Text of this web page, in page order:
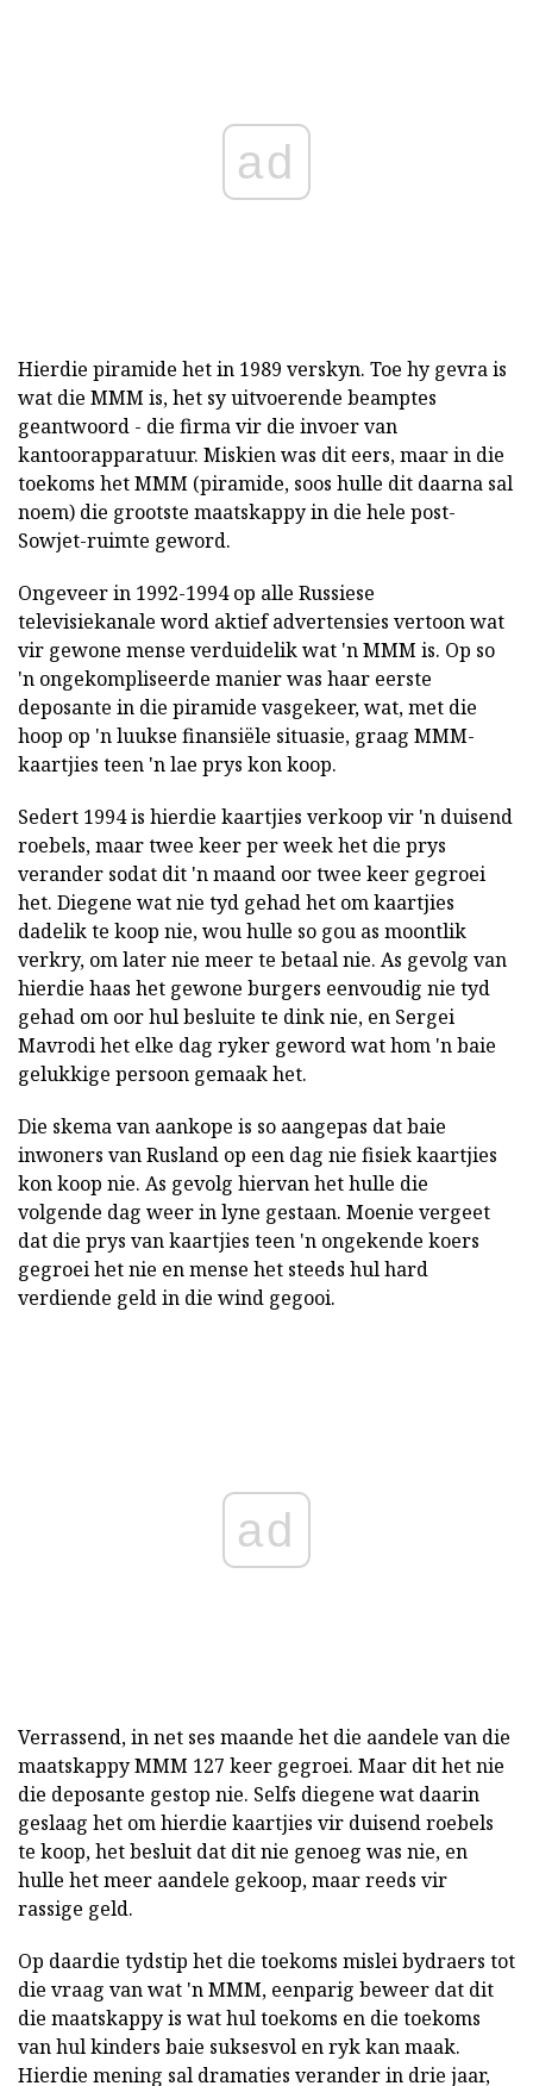
ad
Hierdie piramide het in 1989 verskyn. Toe hy gevra is
wat die MMM is, het sy uitvoerende beamptes
geantwoord - die firma vir die invoer van
kantoorapparatuur. Miskien was dit eers, maar in die
toekoms het MMM (piramide, soos hulle dit daarna sal
noem) die grootste maatskappy in die hele post-
Sowjet-ruimte geword.
Ongeveer in 1992-1994 op alle Russiese
televisiekanale word aktief advertensies vertoon wat
vir gewone mense verduidelik wat 'n MMM is. Op so
'n ongekompliseerde manier was haar eerste
deposante in die piramide vasgekeer, wat, met die
hoop op 'n luukse finansiële situasie, graag MMM-
kaartjies teen 'n lae prys kon koop.
Sedert 1994 is hierdie kaartjies verkoop vir 'n duisend
roebels, maar twee keer per week het die prys
verander sodat dit 'n maand oor twee keer gegroei
het. Diegene wat nie tyd gehad het om kaartjies
dadelik te koop nie, wou hulle so gou as moontlik
verkry, om later nie meer te betaal nie. As gevolg van
hierdie haas het gewone burgers eenvoudig nie tyd
gehad om oor hul besluite te dink nie, en Sergei
Mavrodi het elke dag ryker geword wat hom 'n baie
gelukkige persoon gemaak het.
Die skema van aankope is so aangepas dat baie
inwoners van Rusland op een dag nie fisiek kaartjies
kon koop nie. As gevolg hiervan het hulle die
volgende dag weer in lyne gestaan. Moenie vergeet
dat die prys van kaartjies teen 'n ongekende koers
gegroei het nie en mense het steeds hul hard
verdiende geld in die wind gegooi.
ad
Verrassend, in net ses maande het die aandele van die
maatskappy MMM 127 keer gegroei. Maar dit het nie
die deposante gestop nie. Selfs diegene wat daarin
geslaag het om hierdie kaartjies vir duisend roebels
te koop, het besluit dat dit nie genoeg was nie, en
hulle het meer aandele gekoop, maar reeds vir
rassige geld.
Op daardie tydstip het die toekoms mislei bydraers tot
die vraag van wat 'n MMM, eenparig beweer dat dit
die maatskappy is wat hul toekoms en die toekoms
van hul kinders baie suksesvol en ryk kan maak.
Hierdie mening sal dramaties verander in drie jaar,